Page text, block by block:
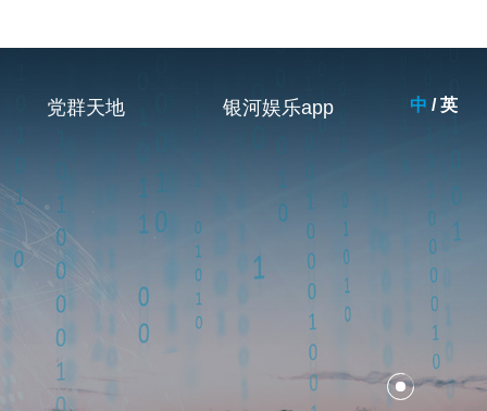
党群天地 银河娱乐app 中 /英